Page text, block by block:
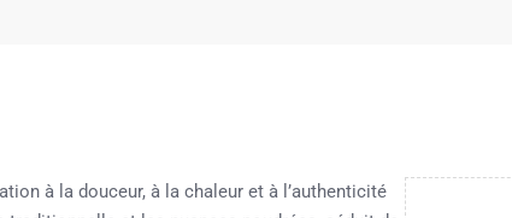
à la douceur, à la chaleur et à l’authenticité